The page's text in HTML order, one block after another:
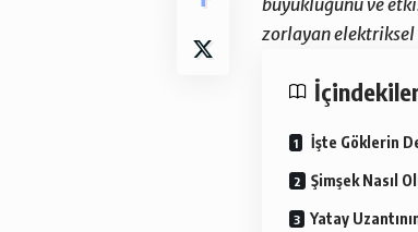
zorlayan elektriksel
İşte Göklerin
Şimşek Nasıl
Yatay